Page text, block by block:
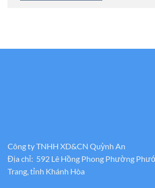
Công ty TNHH XD&CN Quỳnh An
Địa chỉ: 592 Lê Hồng Phong Phường
Trang, tỉnh Khánh Hòa